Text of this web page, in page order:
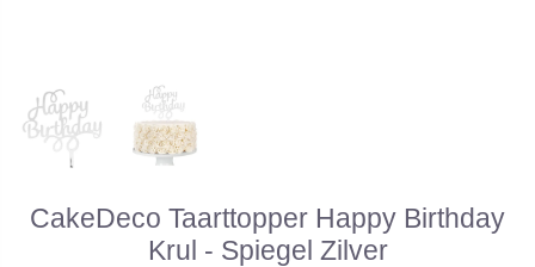
CakeDeco Taarttopper Happy Birthday
Krul - Spiegel Zilver